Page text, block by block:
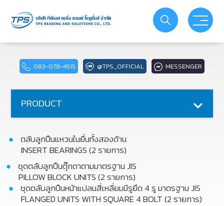
PRODUCT
ACTIVITIES
PROMOTIONS
YOUTUBE
083-078-4515 @TPS_OFFICIAL MESSENGER
PRODUCT
ตลับลูกปืนแหวนในยื่นทั้งสองด้าน
INSERT BEARINGS (2 รายการ)
ชุดตลับลูกปืนตุ๊กตาตามมาตรฐาน JIS
PILLOW BLOCK UNITS (2 รายการ)
ชุดตลับลูกปืนหน้าแปลนสี่เหลี่ยมมีรูยึด 4 รู มาตรฐาน JIS
FLANGED UNITS WITH SQUARE 4 BOLT (2 รายการ)